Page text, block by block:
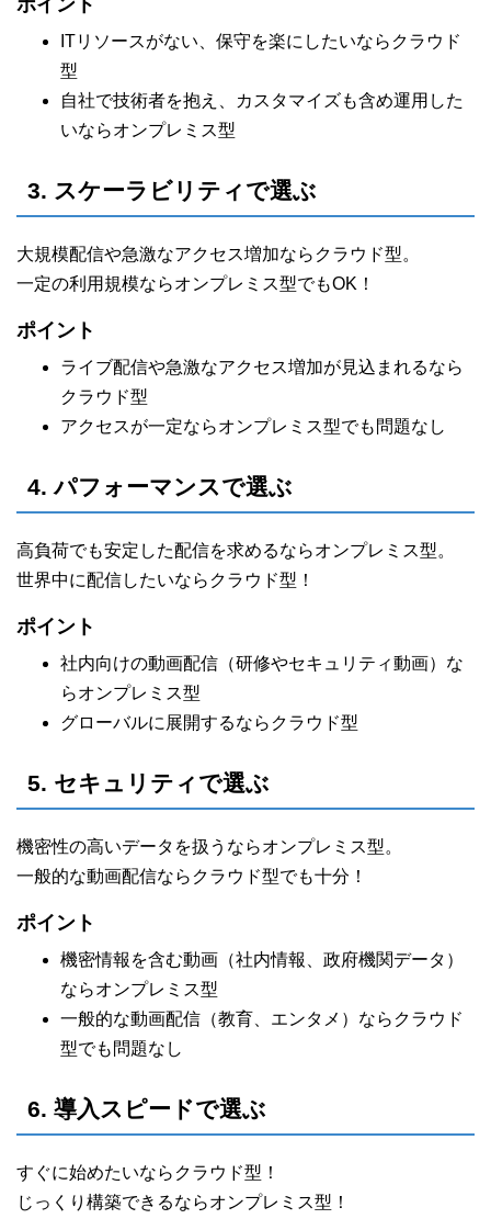
ITリソースがない、保守を楽にしたいならクラウド
型
自社で技術者を抱え、カスタマイズも含め運用した
いならオンプレミス型
3. スケーラビリティで選ぶ
大規模配信や急激なアクセス増加ならクラウド型。
一定の利用規模ならオンプレミス型でもOK！
ポイント
ライブ配信や急激なアクセス増加が見込まれるなら
クラウド型
アクセスが一定ならオンプレミス型でも問題なし
4. パフォーマンスで選ぶ
高負荷でも安定した配信を求めるならオンプレミス型。
世界中に配信したいならクラウド型！
ポイント
社内向けの動画配信（研修やセキュリティ動画）な
らオンプレミス型
グローバルに展開するならクラウド型
5. セキュリティで選ぶ
機密性の高いデータを扱うならオンプレミス型。
一般的な動画配信ならクラウド型でも十分！
ポイント
機密情報を含む動画（社内情報、政府機関データ）
ならオンプレミス型
一般的な動画配信（教育、エンタメ）ならクラウド
型でも問題なし
6. 導入スピードで選ぶ
すぐに始めたいならクラウド型！
じっくり構築できるならオンプレミス型！